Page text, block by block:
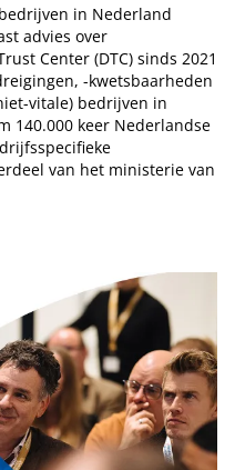
in Nederland
advies over
Center (DTC) sinds 2021
-kwetsbaarheden
vitale) bedrijven in
140.000 keer Nederlandse
van het ministerie van